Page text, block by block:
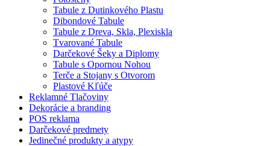
Tabule z Dutinkového Plastu
Dibondové Tabule
Tabule z Dreva, Skla, Plexiskla
Tvarované Tabule
Darčekové Šeky a Diplomy
Tabule s Opornou Nohou
Terče a Stojany s Otvorom
Plastové Kľúče
Reklamné Tlačoviny
Dekorácie a branding
POS reklama
Darčekové predmety
Jedinečné produkty a atypy